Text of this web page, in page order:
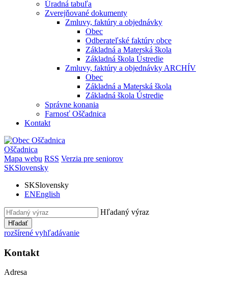
Úradná tabuľa
Zverejňované dokumenty
Zmluvy, faktúry a objednávky
Obec
Odberateľské faktúry obce
Základná a Materská škola
Základná škola Ústredie
Zmluvy, faktúry a objednávky ARCHÍV
Obec
Základná a Materská škola
Základná škola Ústredie
Správne konania
Farnosť Oščadnica
Kontakt
Oščadnica
Mapa webu RSS Verzia pre seniorov
SKSlovensky
SKSlovensky
ENEnglish
Hľadaný výraz
Hľadať
rozšírené vyhľadávanie
Kontakt
Adresa